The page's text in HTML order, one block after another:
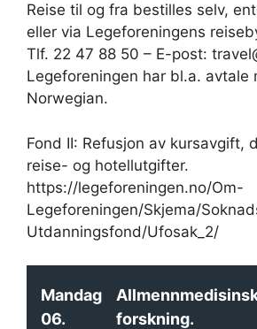
Reise til og fra bestilles selv,
eller via Legeforeningens
Tlf. 22 47 88 50 – E-post:
Legeforeningen har bl.a. avtale
Norwegian.
Fond II: Refusjon av kursavgift,
reise- og hotellutgifter.
https://legeforeningen.no/Om-
Legeforeningen/Skjema/
Utdanningsfond/Ufosak_2/
Mandag
06.
forskning.